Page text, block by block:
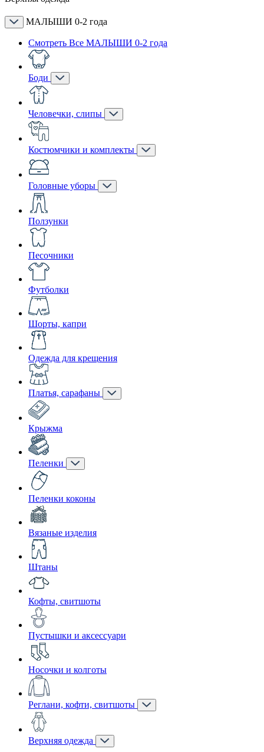
МАЛЫШИ 0-2 года
Смотреть Все МАЛЫШИ 0-2 года
Боди
Человечки, слипы
Костюмчики и комплекты
Головные уборы
Ползунки
Песочники
Футболки
Шорты, капри
Одежда для крещения
Платья, сарафаны
Крыжма
Пеленки
Пеленки коконы
Вязаные изделия
Штаны
Кофты, свитшоты
Пустышки и аксессуари
Носочки и колготы
Реглани, кофти, свитшоты
Верхняя одежда